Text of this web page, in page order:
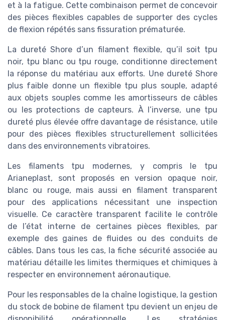
et à la fatigue. Cette combinaison permet de concevoir
des pièces flexibles capables de supporter des cycles
de flexion répétés sans fissuration prématurée.
La dureté Shore d’un filament flexible, qu’il soit tpu
noir, tpu blanc ou tpu rouge, conditionne directement
la réponse du matériau aux efforts. Une dureté Shore
plus faible donne un flexible tpu plus souple, adapté
aux objets souples comme les amortisseurs de câbles
ou les protections de capteurs. À l’inverse, une tpu
dureté plus élevée offre davantage de résistance, utile
pour des pièces flexibles structurellement sollicitées
dans des environnements vibratoires.
Les filaments tpu modernes, y compris le tpu
Arianeplast, sont proposés en version opaque noir,
blanc ou rouge, mais aussi en filament transparent
pour des applications nécessitant une inspection
visuelle. Ce caractère transparent facilite le contrôle
de l’état interne de certaines pièces flexibles, par
exemple des gaines de fluides ou des conduits de
câbles. Dans tous les cas, la fiche sécurité associée au
matériau détaille les limites thermiques et chimiques à
respecter en environnement aéronautique.
Pour les responsables de la chaîne logistique, la gestion
du stock de bobine de filament tpu devient un enjeu de